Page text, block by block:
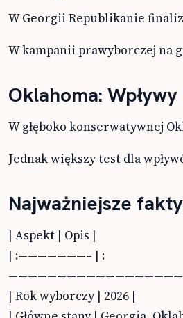
W Georgii Republikanie
W kampanii prawyborczej na
Oklahoma:
W głęboko konserwatywnej
Jednak większy test dla
Najważniejsze fakty
| Aspekt | Opis |
| :———————– | :—————————————————————————————————————————————————————————————————————————————————————————————————————————————————————————————————————————————————————————————————————————————————————————————————————————————————————————————————————————————————————————————————————————————————————————————————————————————————————————————————————————————————————————————————————————————————————————————————————————————————————————————————————————————————————————————————————————————————————————————————————————————————————————————————————————————————————————————————————————————————————————————————————————————————————————————————————————————————————————————————————————————————————————————————————————————————————————————————————————————————————————————————————————————————————————————————————————————————————————————————————————————————————————————————————————————————————————————————————————————————————————————————————————————————————————————————————————————————————————————————————————————————————————————————————————————————————————————————————————————————————————————————————————————————————————————————————————————————————————————————————————————————————————————————————————————————————————————————————————————————————————————————————————————————————————————————————————————————————————————————————————————————————————————————————————————————————————————————————————————————————————————————————————————————————————————————————————————————————————————————————————————————————————————————————————————————————————————————————————————————————————————————————————————————————————————————————————————————————————————————————————————————————————————————————————————————————————————————————————————————————————————————————————————————————————————————————————————————————————————————————————————————————————————————————————————————————————————————————————————————————————————————————————————————————————————————————————————————————————————————————————————————————————————————————————————————————————————————————————————————————————————————————————————————————————————————————————————————————————————————————————————————————————————————————————————————————————————————————————————————————————————————————————————————————————————————————————————————————————————————————————————————————————————————————————————————————————————————————————————————————————————————————————————————————————————————————————————————————————————————————————————————————————————————————————————————————————————————————————————————————————————————————————————————————————————————————————————————————————————————————————————————————————————————————————————————————————————————————————————————————————————————————————————————————————————————————————————————————————————————————————————————————————————————————————————————————————————————————————————————————————————————————————————————————————————————————————————————————————————————————————————————————————————————————————————————————————————————————————————————————————————————————————————————————————————————————————————————————————————————————————————————————————————————————————————————————————————————————————————————————————————————————————————————————————————————————————————————————————————————————————————————————————————————————————————————————————————————————————————————————————————————————————————————————————————————————————————————————————————————————————————————————————————————————————————————————————————————————————————————————————————————————————————————————————————————————————————————————————————————————————————————————————————————————————————————————————————————————————————————————————————————————————————————————————————————————————————————————————————————————————————————————————————————————————————————————————————————————————————————————————————————————————————————————————————————————————————————————————————————————————————————————————————————————————————————————————————————————————————————————————————————————————————————————————————————————————————————————————————————————————————————————————————————————————————————————————————————————————————————————————————————————————————————————————————————————————————————————————————————————————————————————————————————————————————————————————————————————————————————————————————————————————————————————————————————————————————————————————————————————————————————————————————————————————————————————————————————————————————————————————————————————————————————————————————————————————————————————————————————————————————————————————————————————————————————————————————————————————————————————————————————————————————————————————————————————————————————————————————————————————————————————————————————————————————————————————————————————————————————————————————————————————————————————————————————————————————————————————————————————————————————————————————————————————————————————————————————————————————————————————————————————————————————————————————————————————————————————————————————————————————————————————————————————————————————————————————————————————————————————————————————————————————————————————————————————————————————————————————————————————————————————————————————————————————————————————————————————————————————————————————————————————————————————————————————————————————————————————————————————————————————————————————————————————————————————————————————————————————————————————————————————————————————————————————————————————————————————————————————————————————————————————————————————————————————————————————————————————————————————————————————————————————————————————————————————————————————————————————————————————————————————————————————————————————————————————————————————————————————————————————————————————————————————————————————————————————————————————————————————————————————————————————————————————————————————————————————————————————————————————————————————————————————————————————————————————————————————————————————————————————————————————————————————————————————————————————————————————————————————————————————————————————————————————————————————————————————————————————————————————————————————————————————————————————————————————————————————————————————————————————————————————————————————————————————————————————————————————————————————————————————————————————————————————————————————————————————————————————————————————————————————————————————————————————————————————————————————————————————————————————————————————————————————————————————————————————————————————————————————————————————————————————————————————————————————————————————————————————————————————————————————————————————————————————————————————————————————————————————————————————————————————————————————————————————————————————————————————————————————————————————————————————————————————————————————————————————————————————————————————————————————————————————————————————————————————————————————————————————————————————————————————————————————————————————————————————————————————————————————————————————————————————————————————————————————————————————————————————————————————————————————————————————————————————————————————————————————————————————————————————————————————————————————————————————————————————————————————————————————————————————————————————————————————————————————————————————————————————————————————————————————————————————————————————————————————————————————————————————————————————————————————————————————————————————————————————————————————————————————————————————————————————————————————————————————————————————————————————————————————————————————————————————————————————————————————————————————————————————————————————————————————————————————————————————————————————————————————————————————————————————————————————————————————————————————————————————————————————————————————————————————————————————————————————————————————————————————————————————————————————————————————————————————————————————————————————————————————————————————————————————————————————————————————————————————————————————————————————————————————————————————————————————————————————————————————————————————————————————————————————————————————————————————————————————————————————————————————————————————————————————————————————————————————————————————————————————————————————————————————————————————————————————————————————————————————————————————————————————————————————————————————————————————————————————————————————————————————————————————————————————————————————————————————————————————————————————————————————————————————————————————————————————————————————————————————————————————————————————————————————————————————————————————————————————————————————————————————————————————————————————————————————————————————————————————————————————————————————————————————————————————————————————————————————————————————————————————————————————————————————————————————————————————————————————————————————————————————————————————————————————————————————————————————————————————————————————————————————————————————————————————————————————————————————————————————————————————————————————————————————————————————————————————————————————————————————————————————————————————————————————————————————————————————————————————————————————————————————————————————————————————————————————————————————————————————————————————————————————————————————————————————————————————————————————————————————————————————————————————————————————————————————————————————————————————————————————————————————————————————————————————————————————————————————————————————————————————————————————————————————————————————————————————————————————————————————————————————————————————————————————————————————————————————————————————————————————————————————————————————————————————————————————————————————————————————————————————————————————————————————————————————————————————————————————————————————————————————————————————————————————————————————————————————————————————————————————————————————————————————————————————————————————————————————————————————————————